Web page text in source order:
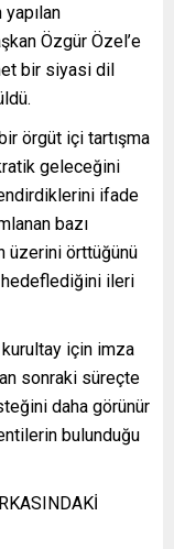
Özgür Özel’e
bir siyasi dil
örgüt içi tartışma
geleceğini
ifade
bazı
üzerini örttüğünü
ileri
kurultay için imza
sonraki süreçte
daha görünür
bulunduğu